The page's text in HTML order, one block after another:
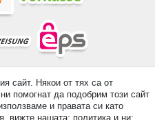
сайт. Някои от тях са от
помогнат да подобрим този сайт
и правата си като
вижте нашата: политика и ни: